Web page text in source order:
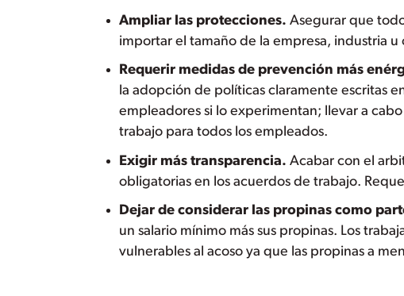
Ampliar las protecciones. Asegurar que
importar el tamaño de la empresa, industria u
Requerir medidas de prevención más
la adopción de políticas claramente escritas
empleadores si lo experimentan; llevar a
trabajo para todos los empleados.
Exigir más transparencia. Acabar con el
obligatorias en los acuerdos de trabajo.
Dejar de considerar las propinas como
un salario mínimo más sus propinas. Los
vulnerables al acoso ya que las propinas a